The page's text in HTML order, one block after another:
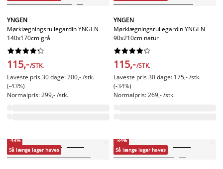
YNGEN
Mørklægningsrullegardin YNGEN
140x170cm grå






115,-/STK.
Laveste pris 30 dage: 200,- /stk.
(-43%)
Normalpris: 299,- /stk.
YNGEN
Mørklægningsrullegardin YNGEN
90x210cm natur






115,-/STK.
Laveste pris 30 dage: 175,- /stk.
(-34%)
Normalpris: 269,- /stk.
-43%
Så længe lager haves
-34%
Så længe lager haves